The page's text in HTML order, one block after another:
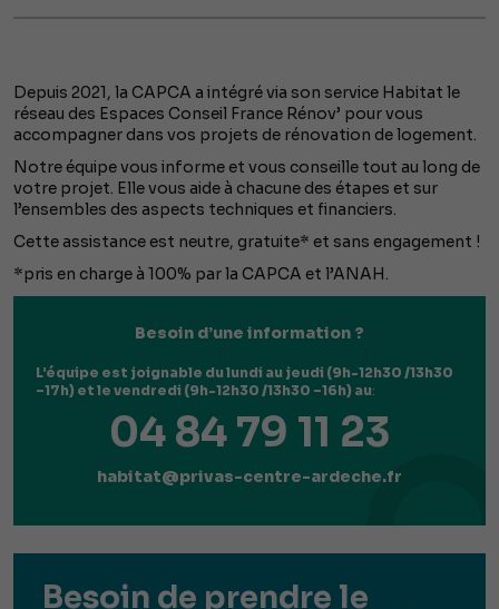
Depuis 2021, la CAPCA a intégré via son service Habitat le
réseau des Espaces Conseil France Rénov’ pour vous
accompagner dans vos projets de rénovation de logement.
Notre équipe vous informe et vous conseille tout au long de
votre projet. Elle vous aide à chacune des étapes et sur
l’ensembles des aspects techniques et financiers.
Cette assistance est neutre, gratuite* et sans engagement !
*pris en charge à 100% par la CAPCA et l’ANAH.
Besoin d’une information ?
L’équipe est joignable du lundi au jeudi (9h-12h30 /13h30
–17h) et le vendredi (9h-12h30 /13h30 –16h) au:
04 84 79 11 23
habitat@privas-centre-ardeche.fr
Besoin de prendre le